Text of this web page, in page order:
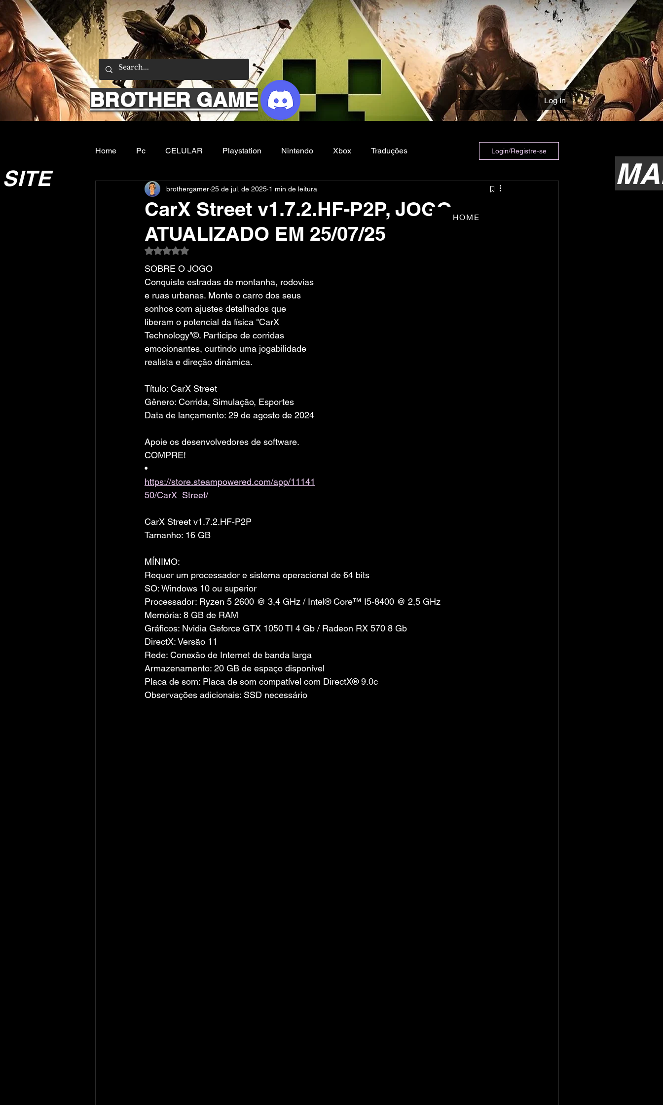
BROTHER GAME Log In
Home Pc CELULAR Playstation Nintendo Xbox Traduções
Emuladores Sobre nos Filmes e Series Noticias
Login/Registre-se
CarX Street v1.7.2.HF-P2P, JOGO
ATUALIZADO EM 25/07/25
brothergamer 25 de jul. de 2025 1 min de leitura
Avaliado com NaN de 5 estrelas.
SOBRE O JOGO
Conquiste estradas de montanha, rodovias
e ruas urbanas. Monte o carro dos seus
sonhos com ajustes detalhados que
liberam o potencial da física "CarX
Technology"©. Participe de corridas
emocionantes, curtindo uma jogabilidade
realista e direção dinâmica.
Título: CarX Street
Gênero: Corrida, Simulação, Esportes
Data de lançamento: 29 de agosto de 2024
Apoie os desenvolvedores de software.
COMPRE!
•
https://store.steampowered.com/app/11141
50/CarX_Street/
CarX Street v1.7.2.HF-P2P
Tamanho: 16 GB
MÍNIMO:
Requer um processador e sistema operacional de 64 bits
SO: Windows 10 ou superior
Processador: Ryzen 5 2600 @ 3,4 GHz / Intel® Core™ I5-8400 @ 2,5 GHz
Memória: 8 GB de RAM
Gráficos: Nvidia Geforce GTX 1050 TI 4 Gb / Radeon RX 570 8 Gb
DirectX: Versão 11
Rede: Conexão de Internet de banda larga
Armazenamento: 20 GB de espaço disponível
Placa de som: Placa de som compatível com DirectX® 9.0с
Observações adicionais: SSD necessário
HOME